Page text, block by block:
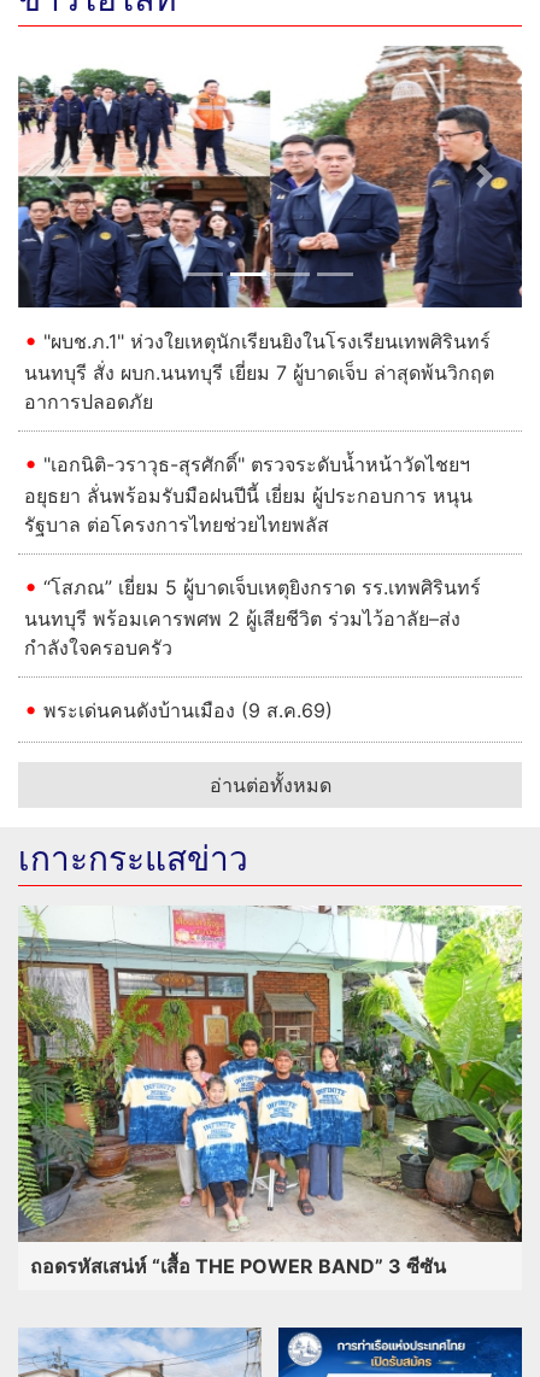
Previous Next
"ผบช.ภ.1" ห่วงใยเหตุนักเรียนยิงในโรงเรียนเทพศิรินทร์
นนทบุรี สั่ง ผบก.นนทบุรี เยี่ยม 7 ผู้บาดเจ็บ ล่าสุดพ้นวิกฤต
อาการปลอดภัย
"เอกนิติ-วราวุธ-สุรศักดิ์" ตรวจระดับน้ำหน้าวัดไชยฯ
อยุธยา ลั่นพร้อมรับมือฝนปีนี้ เยี่ยม ผู้ประกอบการ หนุน
รัฐบาล ต่อโครงการไทยช่วยไทยพลัส
“โสภณ” เยี่ยม 5 ผู้บาดเจ็บเหตุยิงกราด รร.เทพศิรินทร์
นนทบุรี พร้อมเคารพศพ 2 ผู้เสียชีวิต ร่วมไว้อาลัย–ส่ง
กำลังใจครอบครัว
พระเด่นคนดังบ้านเมือง (9 ส.ค.69)
อ่านต่อทั้งหมด
เกาะกระแสข่าว
ถอดรหัสเสน่ห์ “เสื้อ THE POWER BAND” 3 ซีซัน